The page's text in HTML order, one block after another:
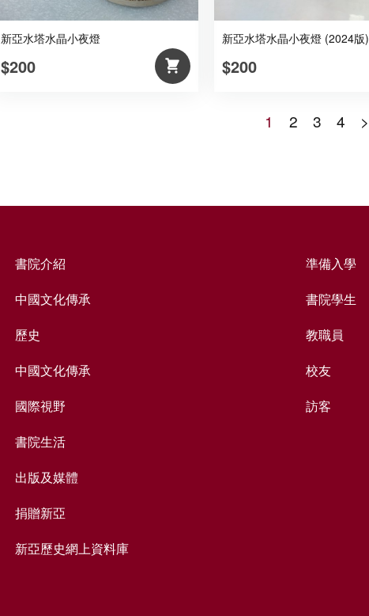
新亞水塔水晶小夜燈
$200
新亞水塔水晶小夜燈 (2024版)
$200
1 2 3 4 >
書院介紹
中國文化傳承
歷史
中國文化傳承
國際視野
書院生活
出版及媒體
捐贈新亞
新亞歷史網上資料庫
準備入學
書院學生
教職員
校友
訪客